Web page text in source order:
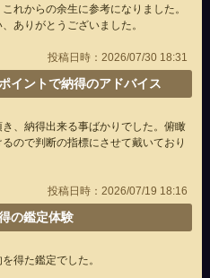
れからの余生に参考になりました。
ありがとうございました。
投稿日時：2026/07/30 18:31
イントで納得のアドバイス
、納得出来る事ばかりでした。俯瞰
ので判断の指標にさせて戴いており
投稿日時：2026/07/19 18:16
の鑑定体験
得た鑑定でした。